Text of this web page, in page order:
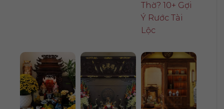
Thờ? 10+ Gợi
Ý Rước Tài
Lộc